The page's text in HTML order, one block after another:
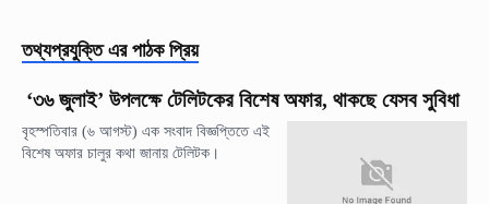
তথ্যপ্রযুক্তি এর পাঠক প্রিয়
‘৩৬ জুলাই’ উপলক্ষে টেলিটকের বিশেষ অফার, থাকছে যেসব সুবিধা
বৃহস্পতিবার (৬ আগস্ট) এক সংবাদ বিজ্ঞপ্তিতে এই
বিশেষ অফার চালুর কথা জানায় টেলিটক।